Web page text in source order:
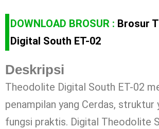
DOWNLOAD BROSUR : Brosur
Digital South ET-02
Deskripsi
Theodolite Digital South ET-02
penampilan yang Cerdas, struktur
fungsi praktis. Digital Theodolite